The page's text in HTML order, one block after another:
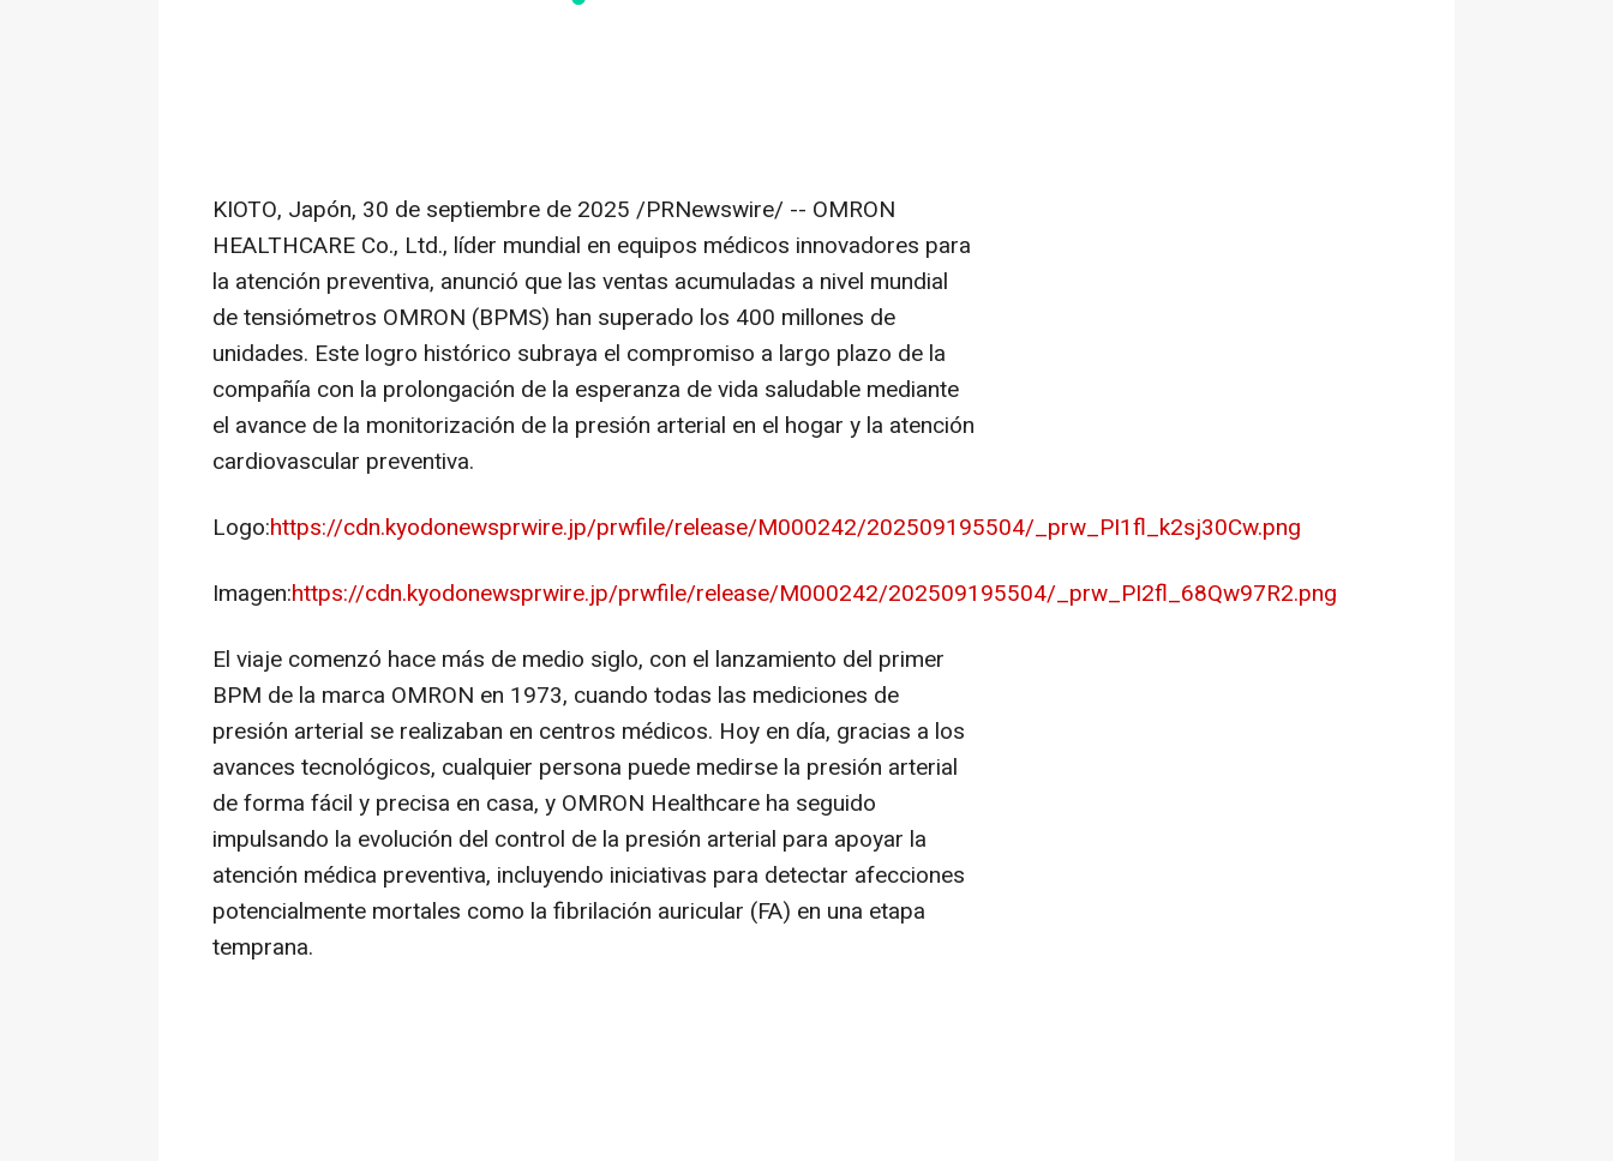
KIOTO, Japón, 30 de septiembre de 2025 /PRNewswire/ -- OMRON
HEALTHCARE Co., Ltd., líder mundial en equipos médicos innovadores para
la atención preventiva, anunció que las ventas acumuladas a nivel mundial
de tensiómetros OMRON (BPMS) han superado los 400 millones de
unidades. Este logro histórico subraya el compromiso a largo plazo de la
compañía con la prolongación de la esperanza de vida saludable mediante
el avance de la monitorización de la presión arterial en el hogar y la atención
cardiovascular preventiva.
Logo:https://cdn.kyodonewsprwire.jp/prwfile/release/M000242/202509195504/_prw_PI1fl_k2sj30Cw.png
Imagen:https://cdn.kyodonewsprwire.jp/prwfile/release/M000242/202509195504/_prw_PI2fl_68Qw97R2.png
El viaje comenzó hace más de medio siglo, con el lanzamiento del primer
BPM de la marca OMRON en 1973, cuando todas las mediciones de
presión arterial se realizaban en centros médicos. Hoy en día, gracias a los
avances tecnológicos, cualquier persona puede medirse la presión arterial
de forma fácil y precisa en casa, y OMRON Healthcare ha seguido
impulsando la evolución del control de la presión arterial para apoyar la
atención médica preventiva, incluyendo iniciativas para detectar afecciones
potencialmente mortales como la fibrilación auricular (FA) en una etapa
temprana.